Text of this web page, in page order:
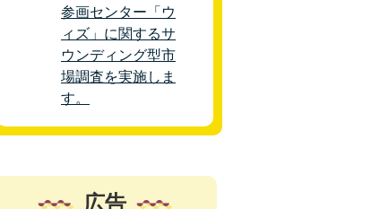
参画センター「ウ
ィズ」に関するサ
ウンディング型市
場調査を実施しま
す。
広告